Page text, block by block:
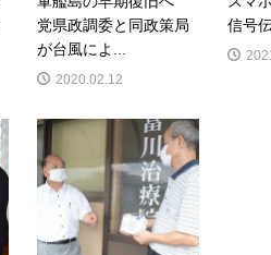
党県政調委と同政策局
が台風によ...
2020.02.12
信号